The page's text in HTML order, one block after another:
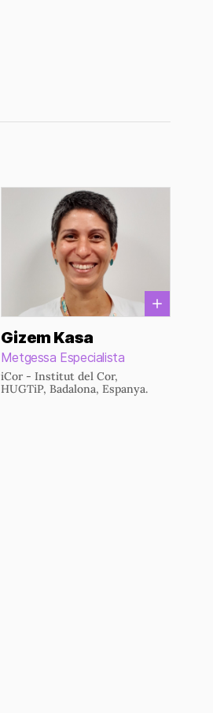
Gizem Kasa
Metgessa Especialista
iCor - Institut del Cor,
HUGTiP, Badalona, Espanya.